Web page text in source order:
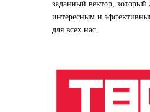
заданный вектор, который
интересным и
для всех нас.